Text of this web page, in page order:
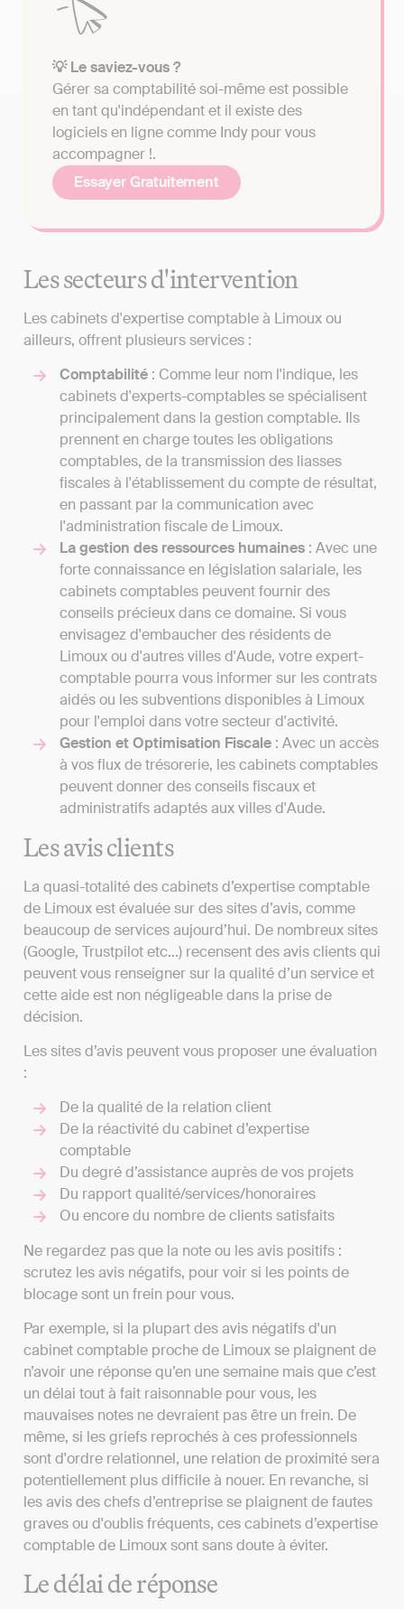
💡 Le saviez-vous ?
Gérer sa comptabilité soi-même est possible
en tant qu'indépendant et il existe des
logiciels en ligne comme Indy pour vous
accompagner !.
Essayer Gratuitement
Les secteurs d'intervention
Les cabinets d'expertise comptable à Limoux ou
ailleurs, offrent plusieurs services :
Comptabilité : Comme leur nom l'indique, les
cabinets d'experts-comptables se spécialisent
principalement dans la gestion comptable. Ils
prennent en charge toutes les obligations
comptables, de la transmission des liasses
fiscales à l'établissement du compte de résultat,
en passant par la communication avec
l'administration fiscale de Limoux.
La gestion des ressources humaines : Avec une
forte connaissance en législation salariale, les
cabinets comptables peuvent fournir des
conseils précieux dans ce domaine. Si vous
envisagez d'embaucher des résidents de
Limoux ou d'autres villes d'Aude, votre expert-
comptable pourra vous informer sur les contrats
aidés ou les subventions disponibles à Limoux
pour l'emploi dans votre secteur d'activité.
Gestion et Optimisation Fiscale : Avec un accès
à vos flux de trésorerie, les cabinets comptables
peuvent donner des conseils fiscaux et
administratifs adaptés aux villes d'Aude.
Les avis clients
La quasi-totalité des cabinets d’expertise comptable
de Limoux est évaluée sur des sites d’avis, comme
beaucoup de services aujourd’hui. De nombreux sites
(Google, Trustpilot etc...) recensent des avis clients qui
peuvent vous renseigner sur la qualité d’un service et
cette aide est non négligeable dans la prise de
décision.
Les sites d’avis peuvent vous proposer une évaluation
:
De la qualité de la relation client
De la réactivité du cabinet d’expertise
comptable
Du degré d’assistance auprès de vos projets
Du rapport qualité/services/honoraires
Ou encore du nombre de clients satisfaits
Ne regardez pas que la note ou les avis positifs :
scrutez les avis négatifs, pour voir si les points de
blocage sont un frein pour vous.
Par exemple, si la plupart des avis négatifs d'un
cabinet comptable proche de Limoux se plaignent de
n’avoir une réponse qu’en une semaine mais que c’est
un délai tout à fait raisonnable pour vous, les
mauvaises notes ne devraient pas être un frein. De
même, si les griefs reprochés à ces professionnels
sont d'ordre relationnel, une relation de proximité sera
potentiellement plus difficile à nouer. En revanche, si
les avis des chefs d’entreprise se plaignent de fautes
graves ou d'oublis fréquents, ces cabinets d’expertise
comptable de Limoux sont sans doute à éviter.
Le délai de réponse